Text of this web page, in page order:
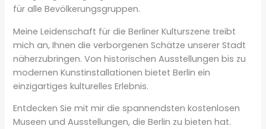
für alle Bevölkerungsgruppen.
Meine Leidenschaft für die Berliner Kulturszene treibt
mich an, Ihnen die verborgenen Schätze unserer Stadt
näherzubringen. Von historischen Ausstellungen bis zu
modernen Kunstinstallationen bietet Berlin ein
einzigartiges kulturelles Erlebnis.
Entdecken Sie mit mir die spannendsten kostenlosen
Museen und Ausstellungen, die Berlin zu bieten hat.